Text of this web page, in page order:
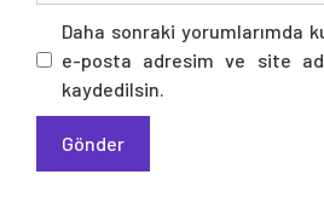
Daha sonraki yorumlarımda
e-posta adresim ve site
kaydedilsin.